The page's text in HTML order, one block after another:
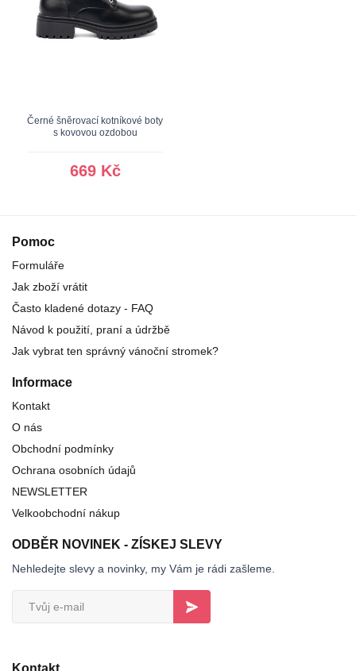
Černé šněrovací kotníkové boty
s kovovou ozdobou
669 Kč
Pomoc
Formuláře
Jak zboží vrátit
Často kladené dotazy - FAQ
Návod k použití, praní a údržbě
Jak vybrat ten správný vánoční stromek?
Informace
Kontakt
O nás
Obchodní podmínky
Ochrana osobních údajů
NEWSLETTER
Velkoobchodní nákup
ODBĚR NOVINEK - ZÍSKEJ SLEVY
Nehledejte slevy a novinky, my Vám je rádi zašleme.
Kontakt